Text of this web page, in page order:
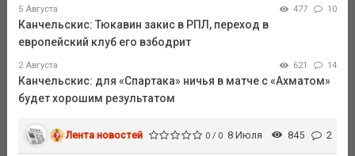
5 Августа 477 10
Канчельскис: Тюкавин закис в РПЛ, переход в
европейский клуб его взбодрит
2 Августа 621 14
Канчельскис: для «Спартака» ничья в матче с «Ахматом»
будет хорошим результатом
Лента новостей 0 / 0 8 Июля 845 2